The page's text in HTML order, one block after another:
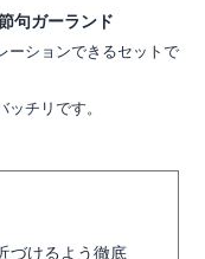
句ガーランド
ーションできるセットで
チリです。
づけるよう徹底